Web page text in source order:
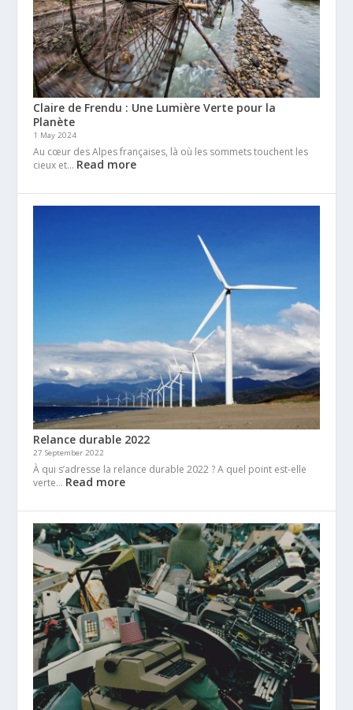
Claire de Frendu : Une Lumière Verte pour la
Planète
1 May 2024
Au cœur des Alpes françaises, là où les sommets touchent les
cieux et… Read more
Relance durable 2022
27 September 2022
À qui s’adresse la relance durable 2022 ? A quel point est-elle
verte… Read more